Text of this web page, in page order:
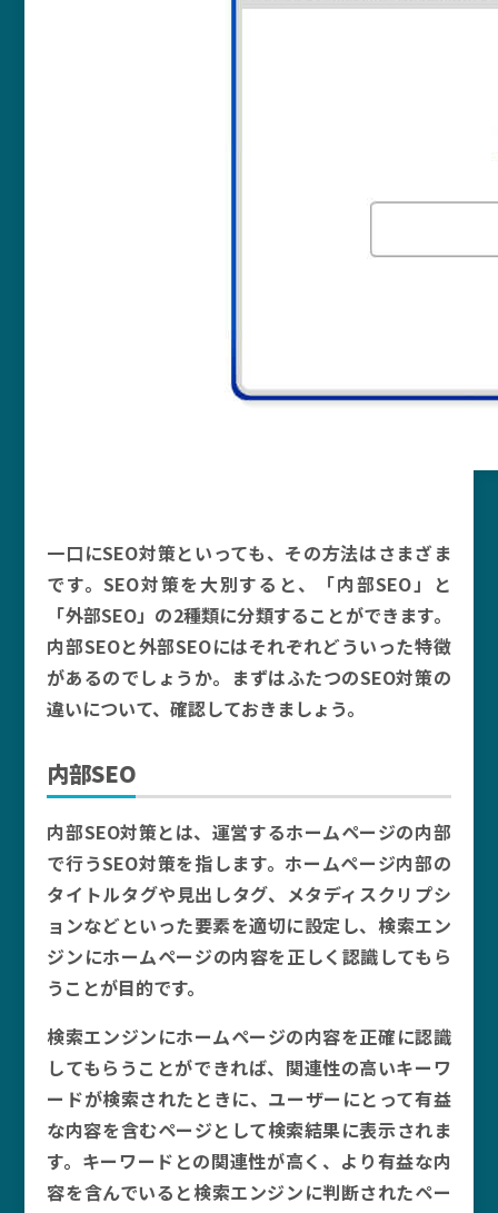
一口にSEO対策といっても、その方法はさまざま
です。SEO対策を大別すると、「内部SEO」と
「外部SEO」の2種類に分類することができます。
内部SEOと外部SEOにはそれぞれどういった特徴
があるのでしょうか。まずはふたつのSEO対策の
違いについて、確認しておきましょう。
内部SEO
内部SEO対策とは、運営するホームページの内部
で行うSEO対策を指します。ホームページ内部の
タイトルタグや見出しタグ、メタディスクリプシ
ョンなどといった要素を適切に設定し、検索エン
ジンにホームページの内容を正しく認識してもら
うことが目的です。
検索エンジンにホームページの内容を正確に認識
してもらうことができれば、関連性の高いキーワ
ードが検索されたときに、ユーザーにとって有益
な内容を含むページとして検索結果に表示されま
す。キーワードとの関連性が高く、より有益な内
容を含んでいると検索エンジンに判断されたペー